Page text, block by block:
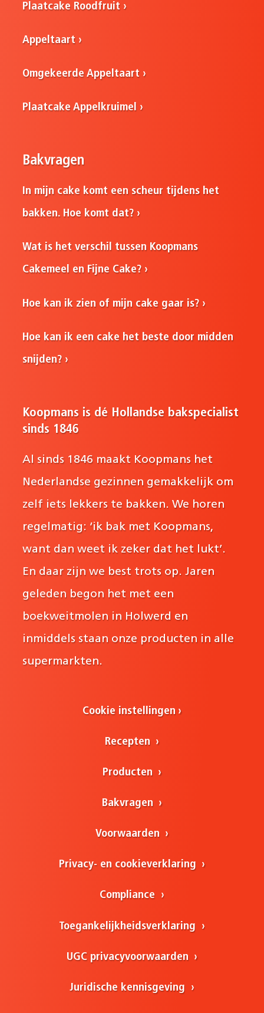
Plaatcake Roodfruit
Appeltaart
Omgekeerde Appeltaart
Plaatcake Appelkruimel
Bakvragen
In mijn cake komt een scheur tijdens het
bakken. Hoe komt dat?
Wat is het verschil tussen Koopmans
Cakemeel en Fijne Cake?
Hoe kan ik zien of mijn cake gaar is?
Hoe kan ik een cake het beste door midden
snijden?
Koopmans is dé Hollandse bakspecialist
sinds 1846
Al sinds 1846 maakt Koopmans het
Nederlandse gezinnen gemakkelijk om
zelf iets lekkers te bakken. We horen
regelmatig: ‘ik bak met Koopmans,
want dan weet ik zeker dat het lukt’.
En daar zijn we best trots op. Jaren
geleden begon het met een
boekweitmolen in Holwerd en
inmiddels staan onze producten in alle
supermarkten.
Cookie instellingen
Recepten
Producten
Bakvragen
Voorwaarden
Privacy- en cookieverklaring
Compliance
Toegankelijkheidsverklaring
UGC privacyvoorwaarden
Juridische kennisgeving